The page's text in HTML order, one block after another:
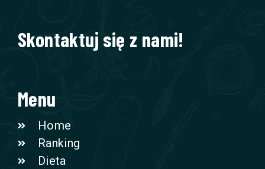
Skontaktuj się z nami!
Menu
Home
Ranking
Dieta